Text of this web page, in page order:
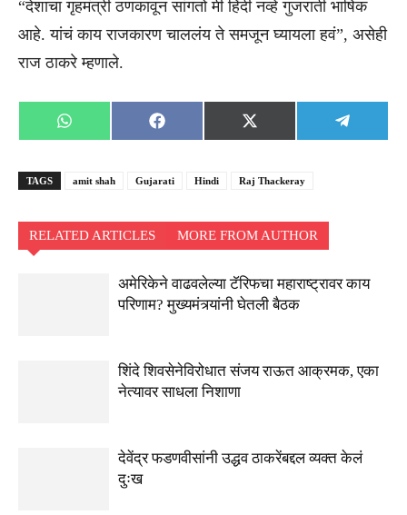
“देशाचा गृहमंत्री ठणकावून सांगतो मी हिंदी नव्हे गुजराती भाषिक
आहे. यांचं काय राजकारण चाललंय ते समजून घ्यायला हवं”, असेही
राज ठाकरे म्हणाले.
Share
on
WhatsApp
Share
on
Facebook
Share
on
X
(Twitter)
Share
on
TAGS amit shah Gujarati Hindi Raj Thackeray
RELATED ARTICLES MORE FROM AUTHOR
अमेरिकेने वाढवलेल्या टॅरिफचा महाराष्ट्रावर काय
परिणाम? मुख्यमंत्र्यांनी घेतली बैठक
शिंदे शिवसेनेविरोधात संजय राऊत आक्रमक, एका
नेत्यावर साधला निशाणा
देवेंद्र फडणवीसांनी उद्धव ठाकरेंबद्दल व्यक्त केलं
दुःख